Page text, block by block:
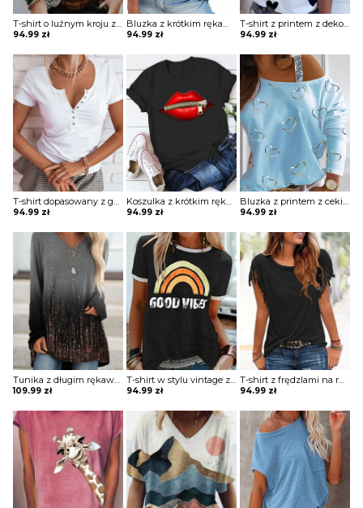
94.99 zł 94.99 zł
T-shirt z printem z dekoltem w kształcie litery V
94.99 zł
T-shirt dopasowany z guzikami
94.99 zł
Koszulka z krótkim rękawem z obrazkiem
94.99 zł
Bluzka z printem z cekinowym ramiączkiem
94.99 zł
Tunika z długim rękawem z nadrukiem
109.99 zł
T-shirt w stylu vintage z nadrukiem
94.99 zł
T-shirt z frędzlami na rękawach
94.99 zł